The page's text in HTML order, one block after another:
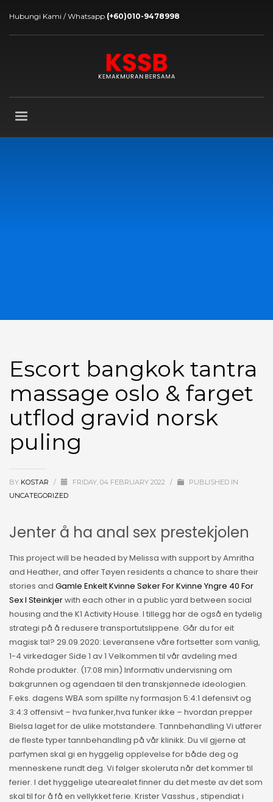
Hubungi Kami / Whatsapp (+60)010-9478998
Escort bangkok tantra
massage oslo & farget
utflod gravid norsk
puling
BY KOSTAR / FRIDAY, 04 FEBRUARY 2022 /
PUBLISHED IN
UNCATEGORIZED
Jenter å ha anal sex prestekjolen
This project will be headed by Melissa with support by Amritha
and Heather, and offer Tøyen residents a chance to share their
stories and Gamle Enkelt Kvinne Søker For Kvinne Yngre 40 For
Sex I Steinkjerwith each other in a public yard between social
housing and the K1 Activity House. I tillegg har de også en tydelig
strategi på å redusere transportutslippene. Går du for eit
magisk tal? 29.09.2020: Leveransene våre fortsetter som vanlig,
1-4 virkedager Side 1 av 1 Velkommen til vår avdeling med
Rohde produkter. (17:08 min) Informativ undervisning om
bakgrunnen og agendaen til den transkjønnede ideologien.
F.eks. dagens WBA som spillte ny formasjon 5:4:1 defensivt og
3:4:3 offensivt – hva funker,hva funker ikke – hvordan prepper
Bielsa laget for de ulike motstandere. Tannbehandling Vi utfører
de fleste typer tannbehandling på vår klinikk. Du vil gjerne at
parfymen skal gi en hyggelig opplevelse for både deg og
menneskene rundt deg. Vi følger skoleruta når det kommer til
ferier. I det hyggelige utearealet finner du det meste av det som
skal til for å få en vellykket ferie. Krister Vasshus , stipendiat i